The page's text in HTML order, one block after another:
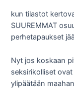
kun tilastot
SUUREMMAT
perhetapaukset
Nyt jos koskaan
seksirikolliset
ylipäätään